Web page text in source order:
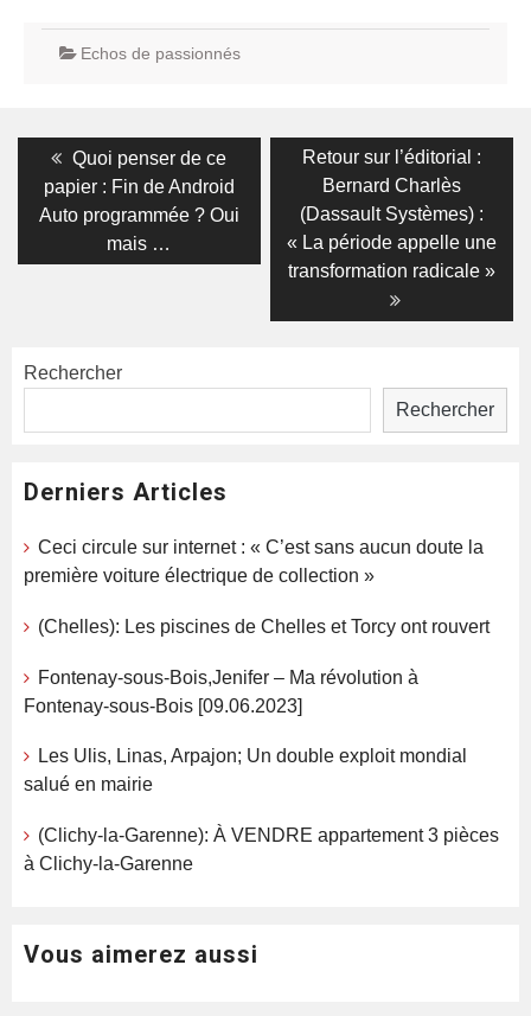
Echos de passionnés
Navigation
de
l’article
Previous
post:
Quoi penser de ce
papier : Fin de Android
Auto programmée ? Oui
mais …
Next
post:
Retour sur l’éditorial :
Bernard Charlès
(Dassault Systèmes) :
« La période appelle une
transformation radicale »
Rechercher
Rechercher
Derniers Articles
Ceci circule sur internet : « C’est sans aucun doute la
première voiture électrique de collection »
(Chelles): Les piscines de Chelles et Torcy ont rouvert
Fontenay-sous-Bois,Jenifer – Ma révolution à
Fontenay-sous-Bois [09.06.2023]
Les Ulis, Linas, Arpajon; Un double exploit mondial
salué en mairie
(Clichy-la-Garenne): À VENDRE appartement 3 pièces
à Clichy-la-Garenne
Vous aimerez aussi